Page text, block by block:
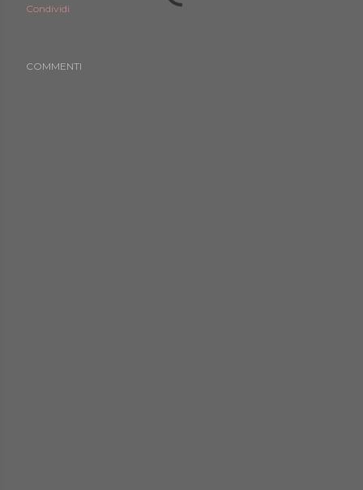
Condividi
COMMENTI